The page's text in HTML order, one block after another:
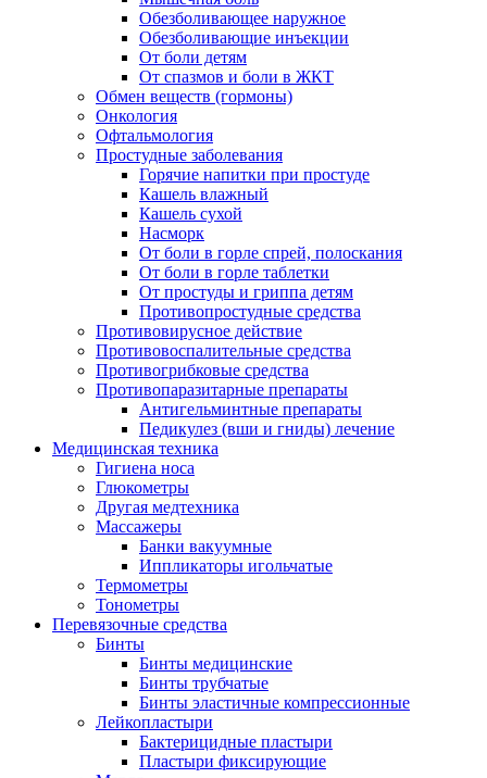
Обезболивающее наружное
Обезболивающие инъекции
От боли детям
От спазмов и боли в ЖКТ
Обмен веществ (гормоны)
Онкология
Офтальмология
Простудные заболевания
Горячие напитки при простуде
Кашель влажный
Кашель сухой
Насморк
От боли в горле спрей, полоскания
От боли в горле таблетки
От простуды и гриппа детям
Противопростудные средства
Противовирусное действие
Противовоспалительные средства
Противогрибковые средства
Противопаразитарные препараты
Антигельминтные препараты
Педикулез (вши и гниды) лечение
Медицинская техника
Гигиена носа
Глюкометры
Другая медтехника
Массажеры
Банки вакуумные
Иппликаторы игольчатые
Термометры
Тонометры
Перевязочные средства
Бинты
Бинты медицинские
Бинты трубчатые
Бинты эластичные компрессионные
Лейкопластыри
Бактерицидные пластыри
Пластыри фиксирующие